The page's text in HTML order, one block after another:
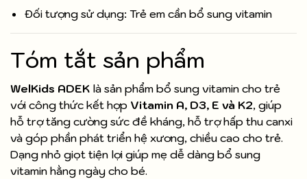
Đối tượng sử dụng: Trẻ em cần bổ sung vitamin
Tóm tắt sản phẩm
WelKids ADEK là sản phẩm bổ sung vitamin cho trẻ
với công thức kết hợp Vitamin A, D3, E và K2, giúp
hỗ trợ tăng cường sức đề kháng, hỗ trợ hấp thu canxi
và góp phần phát triển hệ xương, chiều cao cho trẻ.
Dạng nhỏ giọt tiện lợi giúp mẹ dễ dàng bổ sung
vitamin hằng ngày cho bé.